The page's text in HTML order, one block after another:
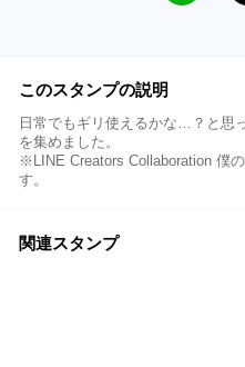
このスタンプの説明
日常でもギリ使えるかな…？と思
を集めました。
※LINE Creators Collaboration 僕
す。
関連スタンプ